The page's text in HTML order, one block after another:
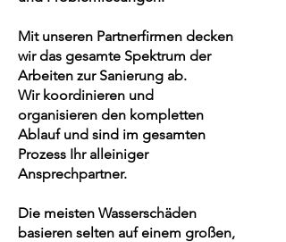
Mit unseren Partnerfirmen decken
wir das gesamte Spektrum der
Arbeiten zur Sanierung ab.
Wir koordinieren und
organisieren den kompletten
Ablauf und sind im gesamten
Prozess Ihr alleiniger
Ansprechpartner.
Die meisten Wasserschäden
basieren selten auf einem großen,